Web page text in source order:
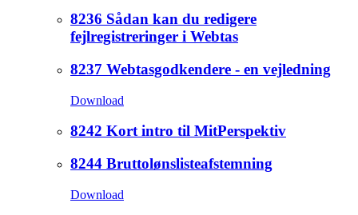
8236 Sådan kan du redigere
fejlregistreringer i Webtas
8237 Webtasgodkendere - en vejledning
Download
8242 Kort intro til MitPerspektiv
8244 Bruttolønslisteafstemning
Download